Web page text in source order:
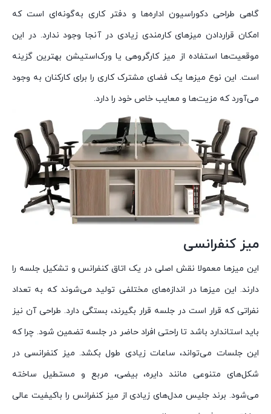
گاهی طراحی دکوراسیون اداره‌ها و دفتر کاری به‌گونه‌ای است که
امکان قراردادن میزهای کارمندی زیادی در آنجا وجود ندارد. در این
موقعیت‌ها استفاده از میز کارگروهی یا ورک‌استیشن بهترین گزینه
است. این نوع میزها یک فضای مشترک کاری را برای کارکنان به وجود
می‌آورد که مزیت‌ها و معایب خاص خود را دارد.
میز کنفرانسی
این میزها معمولا نقش اصلی در یک اتاق کنفرانس و تشکیل جلسه را
دارند. این میزها در اندازه‌های مختلفی تولید می‌شوند که به تعداد
نفراتی که قرار است در جلسه قرار بگیرند، بستگی دارد. طراحی آن نیز
باید استاندارد باشد تا راحتی افراد حاضر در جلسه تضمین شود. چرا که
این جلسات می‌تواند، ساعات زیادی طول بکشد. میز کنفرانسی در
شکل‌های متنوعی مانند دایره، بیضی، مربع و مستطیل ساخته
می‌شود. برند جلیس مدل‌های زیادی از میز کنفرانس را باکیفیت عالی